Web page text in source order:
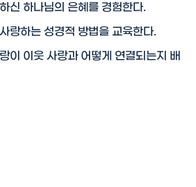
신 하나님의 은혜를 경험한다.
랑하는 성경적 방법을 교육한다.
이 이웃 사랑과 어떻게 연결되는지 배